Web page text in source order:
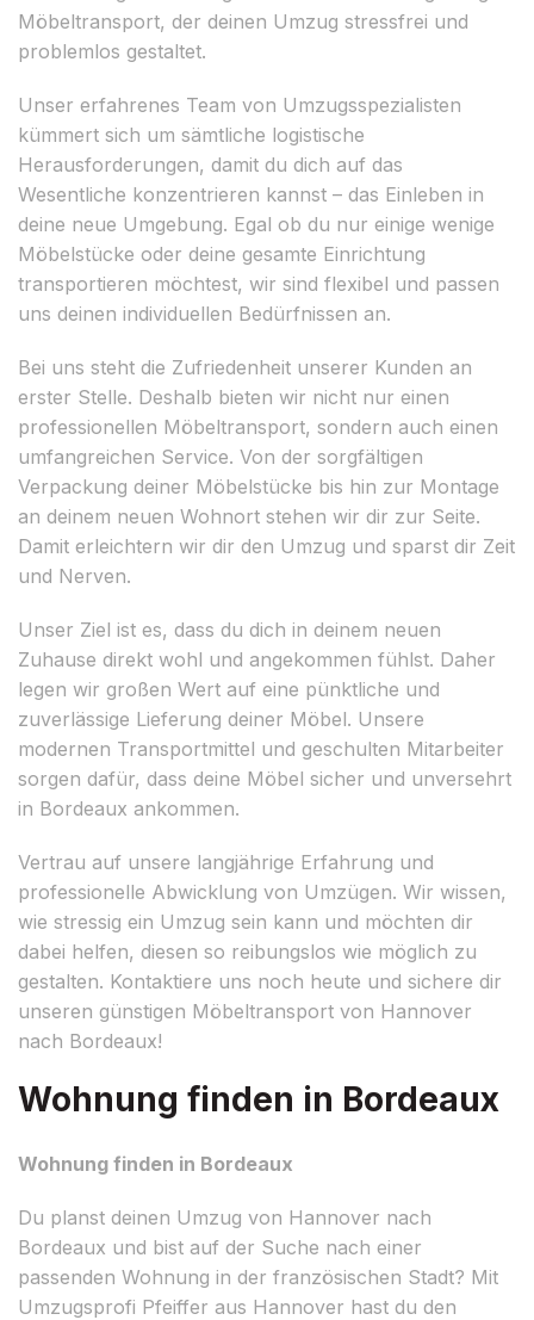
Möbeltransport, der deinen Umzug stressfrei und
problemlos gestaltet.
Unser erfahrenes Team von Umzugsspezialisten
kümmert sich um sämtliche logistische
Herausforderungen, damit du dich auf das
Wesentliche konzentrieren kannst – das Einleben in
deine neue Umgebung. Egal ob du nur einige wenige
Möbelstücke oder deine gesamte Einrichtung
transportieren möchtest, wir sind flexibel und passen
uns deinen individuellen Bedürfnissen an.
Bei uns steht die Zufriedenheit unserer Kunden an
erster Stelle. Deshalb bieten wir nicht nur einen
professionellen Möbeltransport, sondern auch einen
umfangreichen Service. Von der sorgfältigen
Verpackung deiner Möbelstücke bis hin zur Montage
an deinem neuen Wohnort stehen wir dir zur Seite.
Damit erleichtern wir dir den Umzug und sparst dir Zeit
und Nerven.
Unser Ziel ist es, dass du dich in deinem neuen
Zuhause direkt wohl und angekommen fühlst. Daher
legen wir großen Wert auf eine pünktliche und
zuverlässige Lieferung deiner Möbel. Unsere
modernen Transportmittel und geschulten Mitarbeiter
sorgen dafür, dass deine Möbel sicher und unversehrt
in Bordeaux ankommen.
Vertrau auf unsere langjährige Erfahrung und
professionelle Abwicklung von Umzügen. Wir wissen,
wie stressig ein Umzug sein kann und möchten dir
dabei helfen, diesen so reibungslos wie möglich zu
gestalten. Kontaktiere uns noch heute und sichere dir
unseren günstigen Möbeltransport von Hannover
nach Bordeaux!
Wohnung finden in Bordeaux
Wohnung finden in Bordeaux
Du planst deinen Umzug von Hannover nach
Bordeaux und bist auf der Suche nach einer
passenden Wohnung in der französischen Stadt? Mit
Umzugsprofi Pfeiffer aus Hannover hast du den